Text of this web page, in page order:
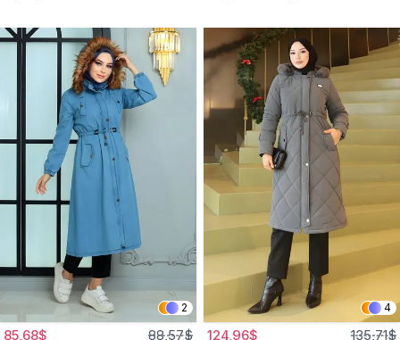
2
85,68$ 88,57$
4
124,96$ 135,71$